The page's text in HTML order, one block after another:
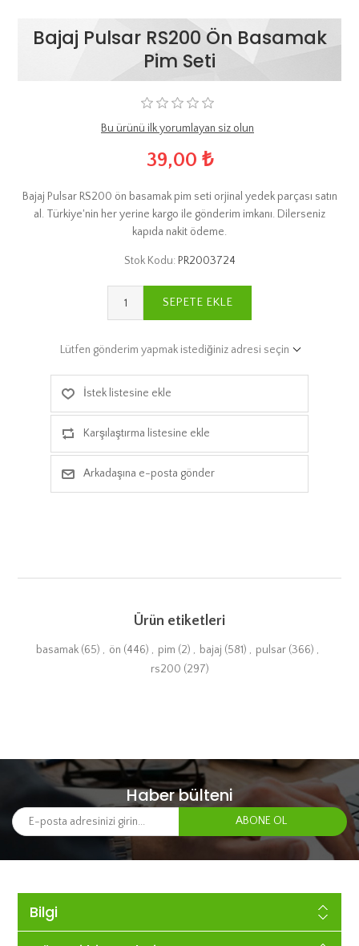
Bajaj Pulsar RS200 Ön Basamak
Pim Seti
Bu ürünü ilk yorumlayan siz olun
39,00 ₺
Bajaj Pulsar RS200 ön basamak pim seti orjinal yedek parçası satın
al. Türkiye'nin her yerine kargo ile gönderim imkanı. Dilerseniz
kapıda nakit ödeme.
Stok Kodu: PR2003724
SEPETE EKLE
Lütfen gönderim yapmak istediğiniz adresi seçin
İstek listesine ekle
Karşılaştırma listesine ekle
Arkadaşına e-posta gönder
Ürün etiketleri
basamak (65) , ön (446) , pim (2) , bajaj (581) , pulsar (366) ,
rs200 (297)
Haber bülteni
Bilgi